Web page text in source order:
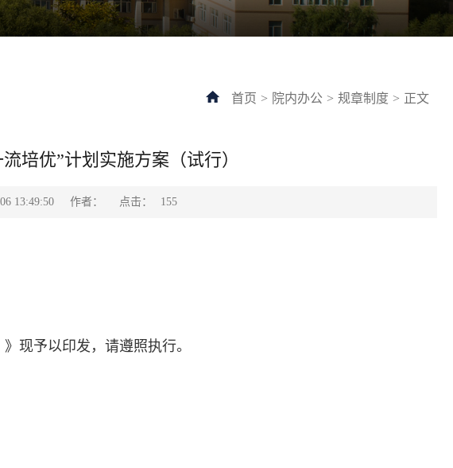
首页 > 院内办公 > 规章制度 > 正文
培优”计划实施方案（试行）
13:49:50 作者： 点击： 155
现予以印发，请遵照执行。